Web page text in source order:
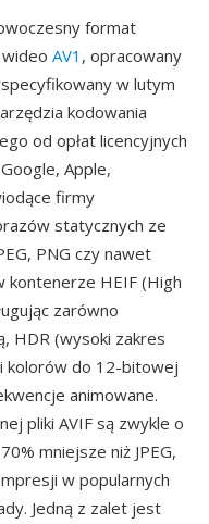
format
AV1 , opracowany
w lutym
kodowania
od opłat licencyjnych
Apple,
firmy
statycznych ze
PNG czy nawet
kontenerze HEIF (High
zarówno
HDR (wysoki zakres
kolorów do 12-bitowej
animowane.
pliki AVIF są zwykle o
mniejsze niż JPEG,
w popularnych
Jedną z zalet jest